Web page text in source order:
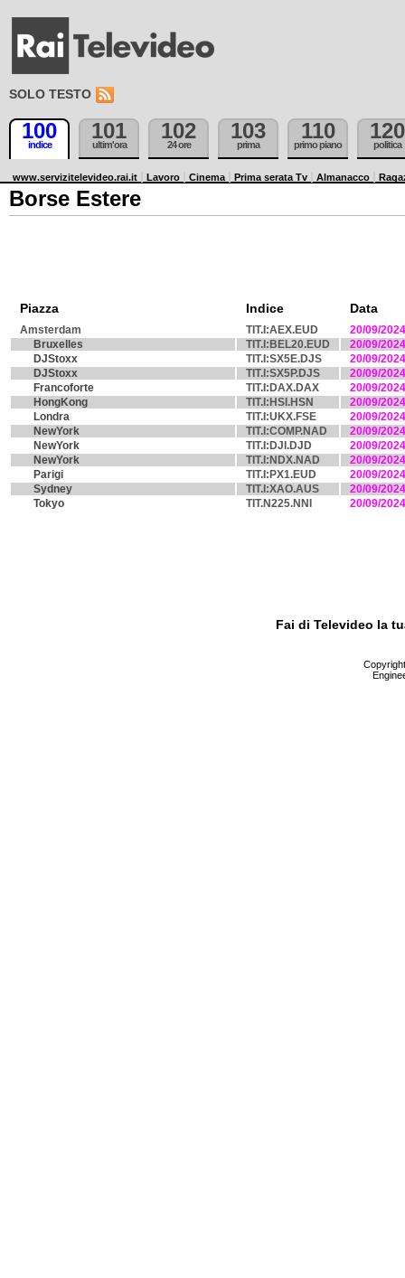
SOLO TESTO
100
indice
101
ultim'ora
102
24 ore
103
prima
110
primo piano
120
politica
www.servizitelevideo.rai.it Lavoro Cinema Prima serata Tv Almanacco
Borse Estere
Piazza Indice Data
Amsterdam TIT.I:AEX.EUD
20/09/2024
Bruxelles
TIT.I:BEL20.EUD
20/09/2024
DJStoxx
TIT.I:SX5E.DJS
20/09/2024
DJStoxx
TIT.I:SX5P.DJS
20/09/2024
Francoforte
TIT.I:DAX.DAX
20/09/2024
HongKong
TIT.I:HSI.HSN
20/09/2024
Londra
TIT.I:UKX.FSE
20/09/2024
NewYork
TIT.I:COMP.NAD
20/09/2024
NewYork
TIT.I:DJI.DJD
20/09/2024
NewYork
TIT.I:NDX.NAD
20/09/2024
Parigi
TIT.I:PX1.EUD
20/09/2024
Sydney
TIT.I:XAO.AUS
20/09/2024
Tokyo
TIT.N225.NNI 20/09/2024
Fai di Televideo la